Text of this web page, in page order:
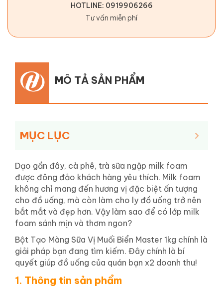
HOTLINE: 0919906266
Tư vấn miễn phí
MÔ TẢ SẢN PHẨM
MỤC LỤC
Dạo gần đây, cà phê, trà sữa ngập milk foam
được đông đảo khách hàng yêu thích. Milk foam
không chỉ mang đến hương vị đặc biệt ấn tượng
cho đồ uống, mà còn làm cho ly đồ uống trở nên
bắt mắt và đẹp hơn. Vậy làm sao để có lớp milk
foam sánh mịn và thơm ngon?
Bột Tạo Màng Sữa Vị Muối Biển Master 1kg chính là
giải pháp bạn đang tìm kiếm. Đây chính là bí
quyết giúp đồ uống của quán bạn x2 doanh thu!
1. Thông tin sản phẩm